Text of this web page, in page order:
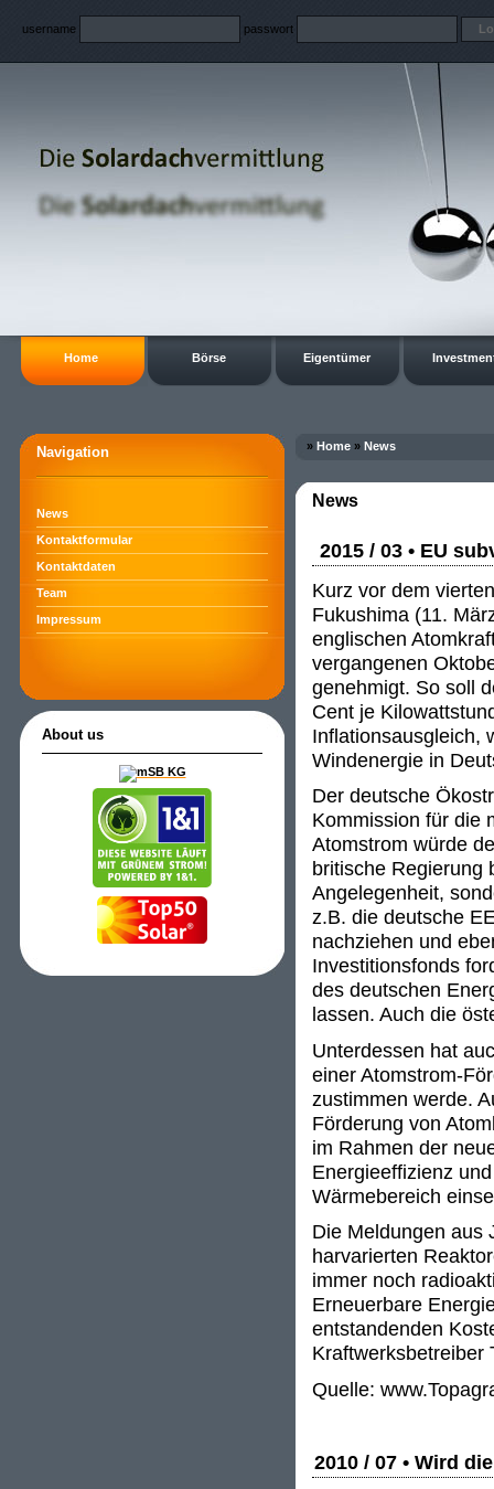
username passwort
Home Börse Eigentümer
Navigation
News
Kontaktformular
Kontaktdaten
Team
Impressum
About us
» Home » News
News
2015 / 03 • EU
Kurz vor dem
Fukushima (11.
englischen
vergangenen
genehmigt. So soll
Cent je
Inflationsausgleich,
Windenergie in
Der deutsche
Kommission für die
Atomstrom würde
britische Regierung
Angelegenheit,
z.B. die deutsche
nachziehen und
Investitionsfonds
des deutschen
lassen. Auch die
Unterdessen hat
einer Atomstrom-
zustimmen werde.
Förderung von
im Rahmen der
Energieeffizienz
Wärmebereich
Die Meldungen aus
harvarierten
immer noch
Erneuerbare
entstandenden
Kraftwerksbetreiber
Quelle:
2010 / 07 • Wird